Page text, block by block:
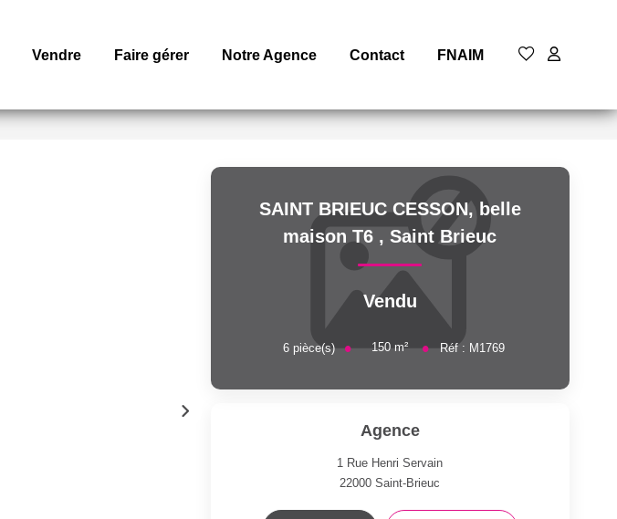
Vendre Faire gérer Notre Agence Contact FNAIM
SAINT BRIEUC CESSON, belle
maison T6 ,Saint Brieuc
Vendu
6 pièce(s) 150m² Réf : M1769
Agence
1 Rue Henri Servain
22000Saint-Brieuc